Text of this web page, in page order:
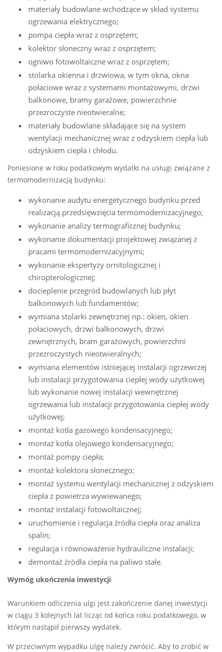
materiały budowlane wchodzące w skład systemu
ogrzewania elektrycznego;
pompa ciepła wraz z osprzętem;
kolektor słoneczny wraz z osprzętem;
ogniwo fotowoltaiczne wraz z osprzętem;
stolarka okienna i drzwiowa, w tym okna, okna
połaciowe wraz z systemami montażowymi, drzwi
balkonowe, bramy garażowe, powierzchnie
przezroczyste nieotwieralne;
materiały budowlane składające się na system
wentylacji mechanicznej wraz z odzyskiem ciepła lub
odzyskiem ciepła i chłodu.
Poniesione w roku podatkowym wydatki na usługi związane z
termomodernizacją budynku:
wykonanie audytu energetycznego budynku przed
realizacją przedsięwzięcia termomodernizacyjnego;
wykonanie analizy termograficznej budynku;
wykonanie dokumentacji projektowej związanej z
pracami termomodernizacyjnymi;
wykonanie ekspertyzy ornitologicznej i
chiropterologicznej;
docieplenie przegród budowlanych lub płyt
balkonowych lub fundamentów;
wymiana stolarki zewnętrznej np.: okien, okien
połaciowych, drzwi balkonowych, drzwi
zewnętrznych, bram garażowych, powierzchni
przezroczystych nieotwieralnych;
wymiana elementów istniejącej instalacji ogrzewczej
lub instalacji przygotowania ciepłej wody użytkowej
lub wykonanie nowej instalacji wewnętrznej
ogrzewania lub instalacji przygotowania ciepłej wody
użytkowej;
montaż kotła gazowego kondensacyjnego;
montaż kotła olejowego kondensacyjnego;
montaż pompy ciepła;
montaż kolektora słonecznego;
montaż systemu wentylacji mechanicznej z odzyskiem
ciepła z powietrza wywiewanego;
montaż instalacji fotowoltaicznej;
uruchomienie i regulacja źródła ciepła oraz analiza
spalin;
regulacja i równoważenie hydrauliczne instalacji;
demontaż źródła ciepła na paliwo stałe.
Wymóg ukończenia inwestycji
Warunkiem odliczenia ulgi jest zakończenie danej inwestycji
w ciągu 3 kolejnych lat licząc od końca roku podatkowego, w
którym nastąpił pierwszy wydatek.
W przeciwnym wypadku ulgę należy zwrócić. Aby to zrobić w